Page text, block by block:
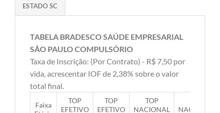
ESTADO SC
TABELA BRADESCO SAÚDE EMPRESARIAL
SÃO PAULO COMPULSÓRIO
Taxa de Inscrição: (Por Contrato) - R$ 7,50 por
vida, acrescentar IOF de 2,38% sobre o valor
total final.
Faixa
TOP
EFETIVO
TOP
EFETIVO
TOP
NACIONAL
NACIONAL